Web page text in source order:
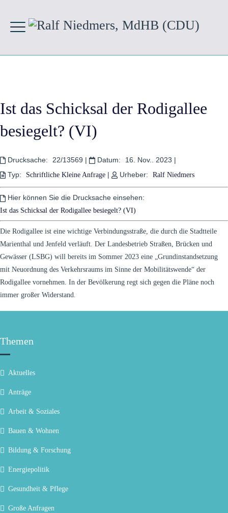
Ist das Schicksal der Rodigallee
besiegelt? (VI)
Drucksache: 22/13569 | Datum: 16. Nov.. 2023 |
Typ:
Schriftliche Kleine Anfrage | Urheber: Ralf Niedmers
Hier können Sie die Drucksache einsehen:
Ist das Schicksal der Rodigallee besiegelt? (VI)
Die Rodigallee ist eine wichtige Verbindungsstraße, die durch die Stadtteile
Marienthal und Jenfeld verläuft. Der Landesbetrieb Straßen, Brücken und
Gewässer (LSBG) will bereits im Sommer 2023 eine „Grundinstandsetzung
mit Neuordnung des Verkehrsraums im Sinne der Mobilitätswende“ der
Rodigallee vornehmen. In der Bevölkerung regt sich gegen die Pläne noch
immer großer Widerstand.
Themen
Aktuelles
Anträge
Arbeit & Soziales
Bauen & Wohnen
Bildung & Forschung
Energiepolitik
Gesundheit & Pflege
Große Anfragen